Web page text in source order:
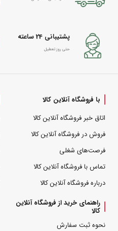
پشتیبانی 24 ساعته
حتی روز تعطیل
با فروشگاه آنلاین کالا
اتاق خبر فروشگاه آنلاین کالا
فروش در فروشگاه آنلاین کالا
فرصت‌های شغلی
تماس با فروشگاه آنلاین کالا
درباره فروشگاه آنلاین کالا
راهنمای خرید از فروشگاه آنلاین
کالا
نحوه ثبت سفارش